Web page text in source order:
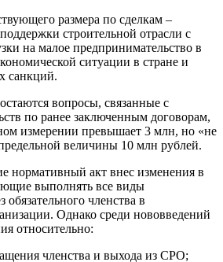
размера по сделкам –
строительной отрасли с
на малое предпринимательство в
ситуации в стране и
санкций.
вопросы, связанные с
по ранее заключенным договорам,
измерении превышает 3 млн, но «не
величины 10 млн рублей.
нормативный акт внес изменения в
выполнять все виды
обязательного членства в
Однако среди нововведений
относительно:
членства и выхода из СРО;